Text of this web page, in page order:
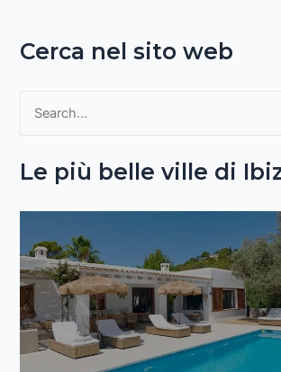
Cerca nel sito web
rLe più belle ville di